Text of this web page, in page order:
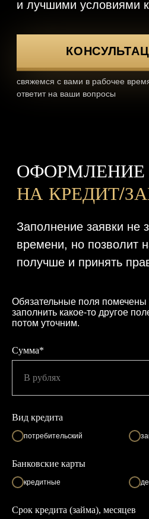
Заполнение заявки не займет
ОФОРМЛЕНИЕ
Обязательные поля
заполнить какое-то другое
потом уточним.
Сумма*
В рублях
Вид кредита
потребительский
Банковские карты
кредитные
Срок кредита (займа), месяцев